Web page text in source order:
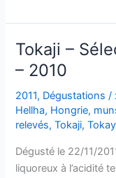
Château
Hellha
–
2005
Tokaji –
– 2010
2011, Dégustations /
Hellha, Hongrie,
relevés,Tokaji,Tokay
Dégusté le 22/11/
liquoreux à l’acidité